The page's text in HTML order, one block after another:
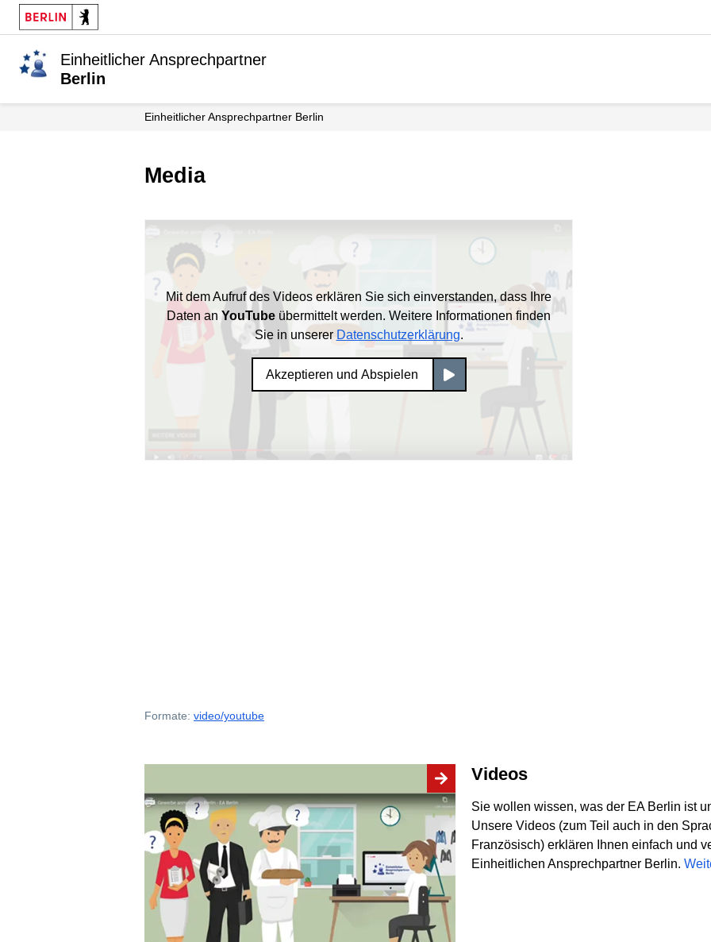
Einheitlicher Ansprechpartner
Berlin
Einheitlicher Ansprechpartner Berlin
Media
Mit dem Aufruf des Videos erklären Sie sich einverstanden, dass Ihre
Daten an YouTube übermittelt werden. Weitere Informationen finden
Sie in unserer Datenschutzerklärung.
Akzeptieren und Abspielen
Formate: video/youtube
Videos
Sie wollen wissen, was der EA Berlin ist
Unsere Videos (zum Teil auch in den
Französisch) erklären Ihnen einfach und
Einheitlichen Ansprechpartner Berlin.